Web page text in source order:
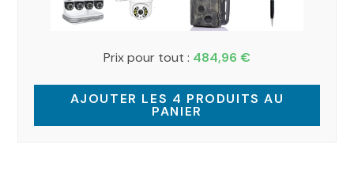
Prix pour tout : 484,96 €
AJOUTER LES 4 PRODUITS AU
PANIER